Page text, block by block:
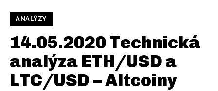
ANALÝZY
14.05.2020 Technická
analýza ETH/USD a
LTC/USD – Altcoiny